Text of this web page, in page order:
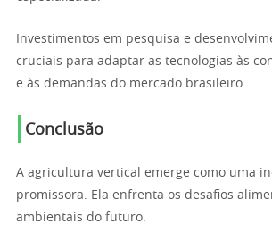
Investimentos em pesquisa e
cruciais para adaptar as tecnologias às
e às demandas do mercado brasileiro.
Conclusão
A agricultura vertical emerge como uma
promissora. Ela enfrenta os desafios
ambientais do futuro.